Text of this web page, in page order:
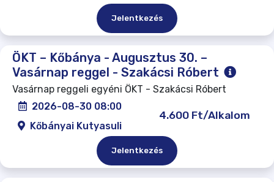
Jelentkezés
ÖKT – Kőbánya - Augusztus 30. –
Vasárnap reggel - Szakácsi Róbert
Vasárnap reggeli egyéni ÖKT - Szakácsi Róbert
2026-08-30 08:00
Kőbányai Kutyasuli
4.600 Ft/Alkalom
Jelentkezés